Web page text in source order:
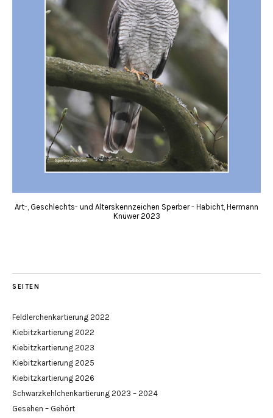
Art-, Geschlechts- und Alterskennzeichen Sperber - Habicht, Hermann
Knüwer 2023
SEITEN
Feldlerchenkartierung 2022
Kiebitzkartierung 2022
Kiebitzkartierung 2023
Kiebitzkartierung 2025
Kiebitzkartierung 2026
Schwarzkehlchenkartierung 2023 – 2024
Gesehen – Gehört